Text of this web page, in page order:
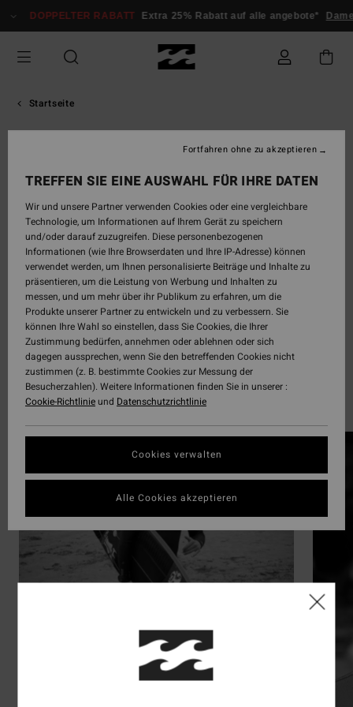
Inhalt
DOPPELTER RABATT Extra 25% Rabatt auf alle angebote*
Startseite
Riders Im Billabong Herren-
Team
Unsere männlichen Athleten
Team Billabong: Elite-Athleten aus dem
Boardsport, vereint durch ihren Einsatz auf jedem
Terrain. Folge unseren männlichen Athleten,
erlebe ihre besten Sessions noch einmal und
entdecke die technische Ausrüstung, die sie unter
anspruchsvollsten Bedingungen unterstützt.
Surf
TREFFEN SIE EINE AUSWAHL FÜR IHRE DATEN
Wir und unsere Partner verwenden Cookies oder eine vergleichbare
Technologie, um Informationen auf Ihrem Gerät zu speichern
und/oder darauf zuzugreifen. Diese personenbezogenen
Informationen (wie Ihre Browserdaten und Ihre IP-Adresse) können
verwendet werden, um Ihnen personalisierte Beiträge und Inhalte zu
präsentieren, um die Leistung von Werbung und Inhalten zu
messen, und um mehr über ihr Publikum zu erfahren, um die
Produkte unserer Partner zu entwickeln und zu verbessern. Sie
können Ihre Wahl so einstellen, dass Sie Cookies, die Ihrer
Zustimmung bedürfen, annehmen oder ablehnen oder sich
dagegen aussprechen, wenn Sie den betreffenden Cookies nicht
zustimmen (z. B. bestimmte Cookies zur Messung der
Besucherzahlen). Weitere Informationen finden Sie in unserer :
Cookie-Richtlinieund Datenschutzrichtlinie
Cookies verwalten
Fortfahren ohne zu akzeptieren
Alle Cookies akzeptieren